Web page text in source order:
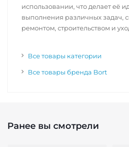
использовании, что делает её
выполнения различных задач,
ремонтом, строительством и
Все товары категории
Все товары бренда Bort
Ранее вы смотрели